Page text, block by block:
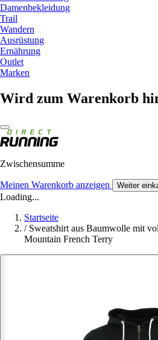
Damenbekleidung
Trail
Wandern
Ausrüstung
Ernährung
Outlet
Marken
Wird zum Warenkorb
Zwischensumme
Meinen Warenkorb anzeigen Weiter
Loading...
Startseite
/ Sweatshirt aus Baumwolle mit
Mountain French Terry